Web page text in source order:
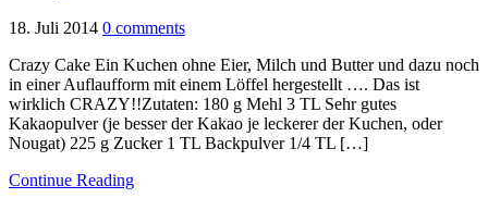
18. Juli 2014 0 comments
Crazy Cake Ein Kuchen ohne Eier, Milch und Butter und dazu noch
in einer Auflaufform mit einem Löffel hergestellt …. Das ist
wirklich CRAZY!!Zutaten: 180 g Mehl 3 TL Sehr gutes
Kakaopulver (je besser der Kakao je leckerer der Kuchen, oder
Nougat) 225 g Zucker 1 TL Backpulver 1/4 TL […]
Continue Reading